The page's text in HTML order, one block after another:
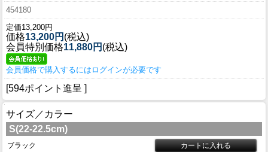
454180
定価13,200円
価格13,200円 (税込)
会員特別価格11,880円 (税込)
会員価格で購入するにはログインが必要です
[594ポイント進呈 ]
サイズ／カラー
S(22-22.5cm)
ブラック